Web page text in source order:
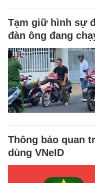
Tạm giữ hình sự
đàn ông đang
Thông báo quan
dùng VNeID